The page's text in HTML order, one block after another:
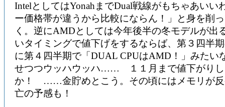
IntelとしてはYonahまでDual戦線がもちゃあいい
ー価格帯が違うから比較にならん！」と身を削
く。逆にAMDとしては今年後半の冬モデルが出
いタイミングで値下げをするならば、第３四半
に第４四半期で「DUAL CPUはAMD！」みたい
せつつウッハウッハ…… １１月まで値下がりし
か！ ……金貯めとこう。その頃にはメモリが反
亡の予感も！